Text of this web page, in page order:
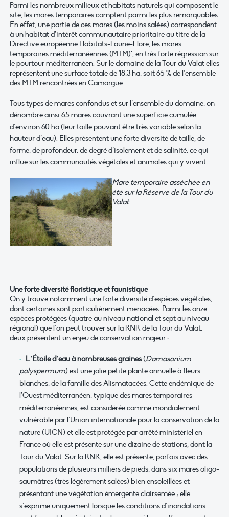
Parmi les nombreux milieux et habitats naturels qui composent le
site, les mares temporaires comptent parmi les plus remarquables.
En effet, une partie de ces mares (les moins salées) correspondent
à un habitat d’intérêt communautaire prioritaire au titre de la
Directive européenne Habitats-Faune-Flore, les mares
temporaires méditerranéennes (MTM)*, en très forte régression sur
le pourtour méditerranéen. Sur le domaine de la Tour du Valat elles
représentent une surface totale de 18,3 ha, soit 65 % de l’ensemble
des MTM rencontrées en Camargue.
Tous types de mares confondus et sur l’ensemble du domaine, on
dénombre ainsi 65 mares couvrant une superficie cumulée
d’environ 60 ha (leur taille pouvant être très variable selon la
hauteur d’eau). Elles présentent une forte diversité de taille, de
forme, de profondeur, de degré d’isolement et de salinité, ce qui
influe sur les communautés végétales et animales qui y vivent.
Mare temporaire asséchée en
été sur la Réserve de la Tour du
Valat
Une forte diversité floristique et faunistique
On y trouve notamment une forte diversité d’espèces végétales,
dont certaines sont particulièrement menacées. Parmi les onze
espèces protégées (quatre au niveau national et sept au niveau
régional) que l’on peut trouver sur la RNR de la Tour du Valat,
deux présentent un enjeu de conservation majeur :
L’Étoile d’eau à nombreuses graines(Damasonium
polyspermum) est une jolie petite plante annuelle à fleurs
blanches, de la famille des Alismatacées. Cette endémique de
l’Ouest méditerranéen, typique des mares temporaires
méditerranéennes, est considérée comme mondialement
vulnérable par l’Union internationale pour la conservation de la
nature (UICN) et elle est protégée par arrêté ministériel en
France où elle est présente sur une dizaine de stations, dont la
Tour du Valat. Sur la RNR, elle est présente, parfois avec des
populations de plusieurs milliers de pieds, dans six mares oligo-
saumâtres (très légèrement salées) bien ensoleillées et
présentant une végétation émergente clairsemée ; elle
s’exprime uniquement lorsque les conditions d’inondations